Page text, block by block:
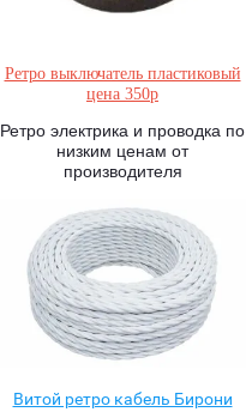
Ретро выключатель пластиковый
цена 350р
Ретро электрика и проводка по
низким ценам от
производителя
Витой ретро кабель Бирони